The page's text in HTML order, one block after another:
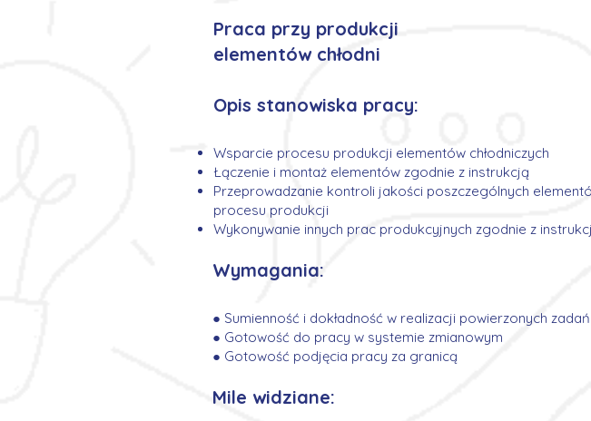
Praca przy produkcji
elementów chłodni
Opis stanowiska pracy:
Wsparcie procesu produkcji elementów chłodniczych
Łączenie i montaż elementów zgodnie z instrukcją
Przeprowadzanie kontroli jakości poszczególnych
procesu produkcji
Wykonywanie innych prac produkcyjnych zgodnie z
Wymagania:
● Sumienność i dokładność w realizacji powierzonych zadań
● Gotowość do pracy w systemie zmianowym
● Gotowość podjęcia pracy za granicą
Mile widziane: